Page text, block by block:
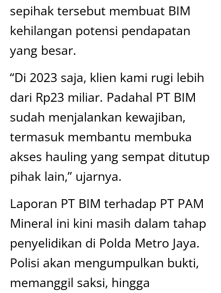
sepihak tersebut membuat BIM
kehilangan potensi pendapatan
yang besar.
“Di 2023 saja, klien kami rugi lebih
dari Rp23 miliar. Padahal PT BIM
sudah menjalankan kewajiban,
termasuk membantu membuka
akses hauling yang sempat ditutup
pihak lain,” ujarnya.
Laporan PT BIM terhadap PT PAM
Mineral ini kini masih dalam tahap
penyelidikan di Polda Metro Jaya.
Polisi akan mengumpulkan bukti,
memanggil saksi, hingga